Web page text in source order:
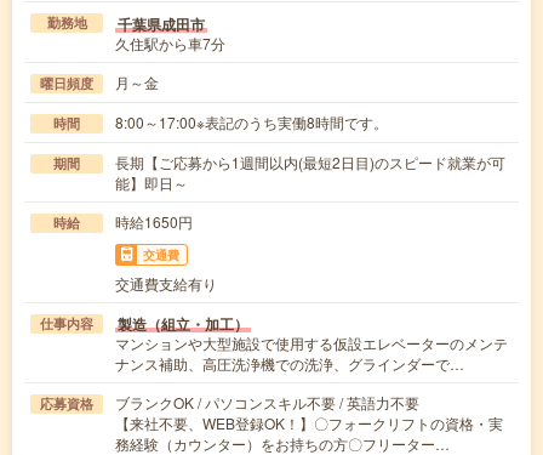
勤務地 千葉県成田市
久住駅から車7分
曜日頻度 月～金
時間 8:00～17:00※表記のうち実働8時間です。
期間
長期【ご応募から1週間以内(最短2日目)のスピード就業が可
能】即日～
時給 時給1650円
交通費
交通費支給有り
仕事内容 製造（組立・加工）
マンションや大型施設で使用する仮設エレベーターのメンテ
ナンス補助、高圧洗浄機での洗浄、グラインダーで…
応募資格
ブランクOK / パソコンスキル不要 / 英語力不要
【来社不要、WEB登録OK！】〇フォークリフトの資格・実
務経験（カウンター）をお持ちの方〇フリーター…